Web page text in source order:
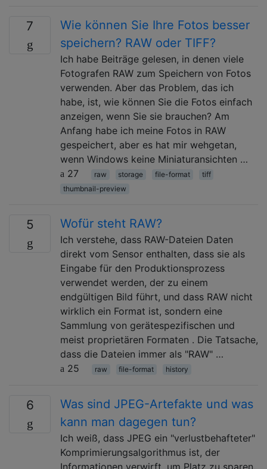
7
Wie können Sie Ihre Fotos besser
speichern? RAW oder TIFF?
Ich habe Beiträge gelesen, in denen viele
Fotografen RAW zum Speichern von Fotos
verwenden. Aber das Problem, das ich
habe, ist, wie können Sie die Fotos einfach
anzeigen, wenn Sie sie brauchen? Am
Anfang habe ich meine Fotos in RAW
gespeichert, aber es hat mir wehgetan,
wenn Windows keine Miniaturansichten …
27
raw storage file-format
tiff
thumbnail-preview
5 Wofür steht RAW?
Ich verstehe, dass RAW-Dateien Daten
direkt vom Sensor enthalten, dass sie als
Eingabe für den Produktionsprozess
verwendet werden, der zu einem
endgültigen Bild führt, und dass RAW nicht
wirklich ein Format ist, sondern eine
Sammlung von gerätespezifischen und
meist proprietären Formaten . Die Tatsache,
dass die Dateien immer als "RAW" …
25
raw file-format history
6
Was sind JPEG-Artefakte und was
kann man dagegen tun?
Ich weiß, dass JPEG ein "verlustbehafteter"
Komprimierungsalgorithmus ist, der
Informationen verwirft, um Platz zu sparen.